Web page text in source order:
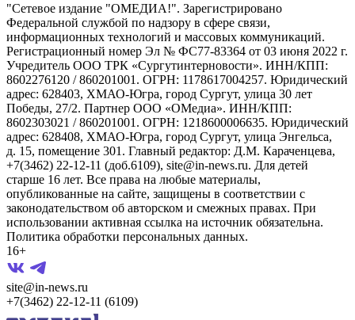
"Сетевое издание "ОМЕДИА!". Зарегистрировано
Федеральной службой по надзору в сфере связи,
информационных технологий и массовых коммуникаций.
Регистрационный номер Эл № ФС77-83364 от 03 июня 2022 г.
Учредитель ООО ТРК «Сургутинтерновости». ИНН/КПП:
8602276120 / 860201001. ОГРН: 1178617004257. Юридический
адрес: 628403, ХМАО-Югра, город Сургут, улица 30 лет
Победы, 27/2. Партнер ООО «ОМедиа». ИНН/КПП:
8602303021 / 860201001. ОГРН: 1218600006635. Юридический
адрес: 628408, ХМАО-Югра, город Сургут, улица Энгельса,
д. 15, помещение 301. Главный редактор: Д.М. Караченцева,
+7(3462) 22-12-11 (доб.6109), site@in-news.ru. Для детей
старше 16 лет. Все права на любые материалы,
опубликованные на сайте, защищены в соответствии с
законодательством об авторском и смежных правах. При
использовании активная ссылка на источник обязательна.
Политика обработки персональных данных.
16+
site@in-news.ru
+7(3462) 22-12-11 (6109)